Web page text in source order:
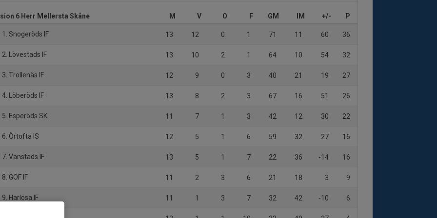
6 Herr Mellersta Skåne M V O F GM IM +/- P
1. Snogeröds IF 13 12 0 1 71 11 60 36
2. Lövestads IF 13 10 2 1 64 10 54 32
3. Trollenäs IF 12 9 0 3 40 21 19 27
4. Löberöds IF 13 8 2 3 67 16 51 26
5. Esperöds SK 11 7 1 3 42 12 30 22
6. Örtofta IS 12 5 1 6 59 32 27 16
7. Vanstads IF 13 5 1 7 22 36 -14 16
8. GOF IF 11 2 3 6 21 18 3 9
9. Harlösa IF 11 1 3 7 32 42 -10 6